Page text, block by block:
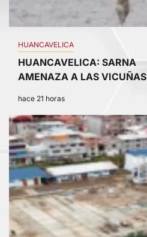
HUANCAVELICA
HUANCAVELICA: SARNA
AMENAZA A LAS VICUÑAS
hace 21 horas
2